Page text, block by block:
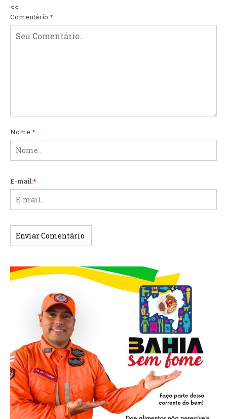
<<
Comentário:*
Nome:*
E-mail:*